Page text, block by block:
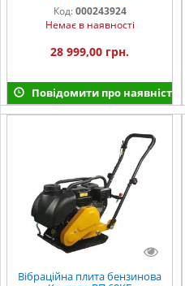
Код: 000243924
Немає в наявності
28 999,00 грн.
Повідомити про наявність
Вібраційна плита бензинова